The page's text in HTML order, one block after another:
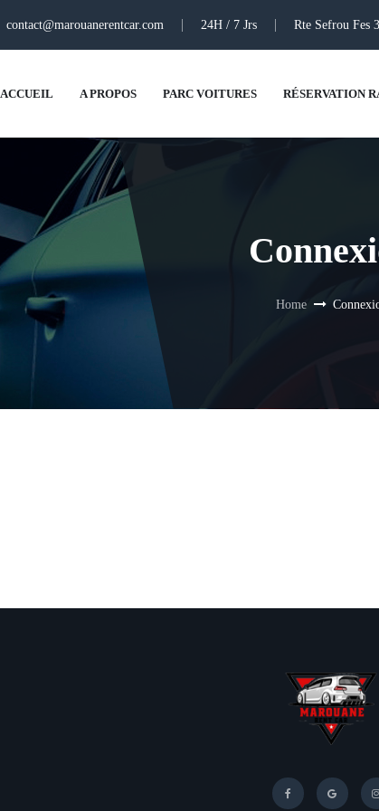
contact@marouanerentcar.com 24H / 7 Jrs Rte Sefrou Fes
ACCUEIL A PROPOS PARC VOITURES RÉSERVATION
Home